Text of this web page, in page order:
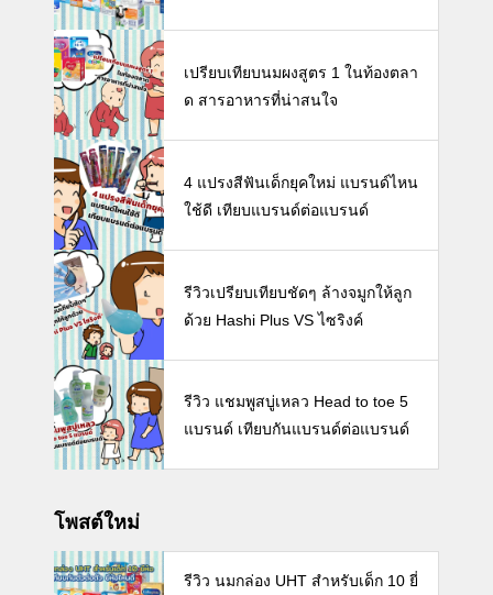
เปรียบเทียบนมผงสูตร 1 ในท้องตลา
ด สารอาหารที่น่าสนใจ
4 แปรงสีฟันเด็กยุคใหม่ แบรนด์ไหน
ใช้ดี เทียบแบรนด์ต่อแบรนด์
รีวิวเปรียบเทียบชัดๆ ล้างจมูกให้ลูก
ด้วย Hashi Plus VS ไซริงค์
รีวิว แชมพูสบู่เหลว Head to toe 5
แบรนด์ เทียบกันแบรนด์ต่อแบรนด์
โพสต์ใหม่
รีวิว นมกล่อง UHT สำหรับเด็ก 10 ยี่